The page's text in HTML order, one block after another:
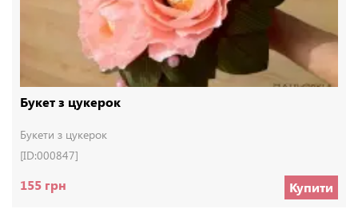
Букет з цукерок
Букети з цукерок
[ID:000847]
155 грн Купити